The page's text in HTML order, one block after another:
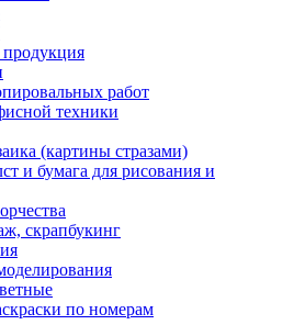
работ
техники
(картины стразами)
и бумага для рисования и
скрапбукинг
по номерам